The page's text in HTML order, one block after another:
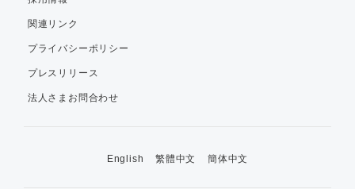
関連リンク
プライバシーポリシー
プレスリリース
法人さまお問合わせ
English 繁體中文 簡体中文